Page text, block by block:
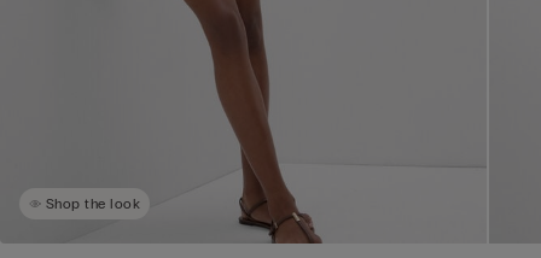
Shop the look